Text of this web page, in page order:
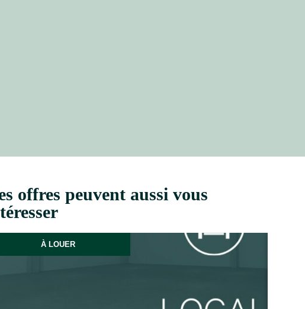
offres peuvent aussi vous
À LOUER